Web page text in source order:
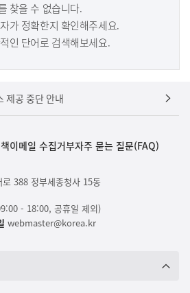
찾을 수 없습니다.
가 정확한지 확인해주세요.
인 단어로 검색해보세요.
제공 중단 안내
이메일 수집거부자주 묻는 질문(FAQ)
388 정부세종청사 15동
- 18:00, 공휴일 제외)
webmaster@korea.kr